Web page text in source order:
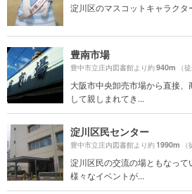
淀川区のマスコットキャラクタ
豊南市場
豊中市立庄内図書館より約940m （
大阪市中央卸売市場から直接
して親しまれてき...
淀川区民センター
豊中市立庄内図書館より約1990m
淀川区民の交流の場ともなっ
様々なイベントが...